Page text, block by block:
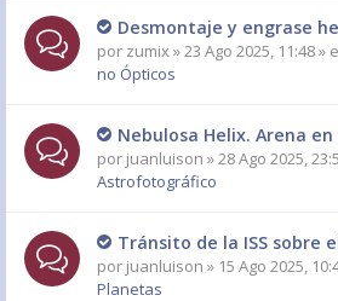
Desmontaje y engrase
por zumix» 23 Ago 2025, 11:48 »
no Ópticos
Nebulosa Helix. Arena en
por juanluison » 28 Ago 2025,
Astrofotográfico
Tránsito de la ISS sobre
por juanluison » 15 Ago 2025,
Planetas